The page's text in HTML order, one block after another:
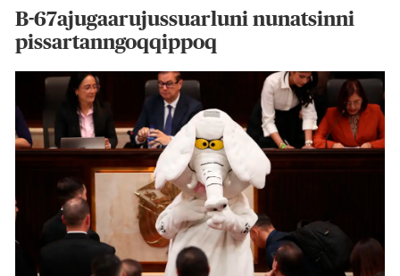
B-67ajugaarujussuarluni nunatsinni
pissartanngoqqippoq